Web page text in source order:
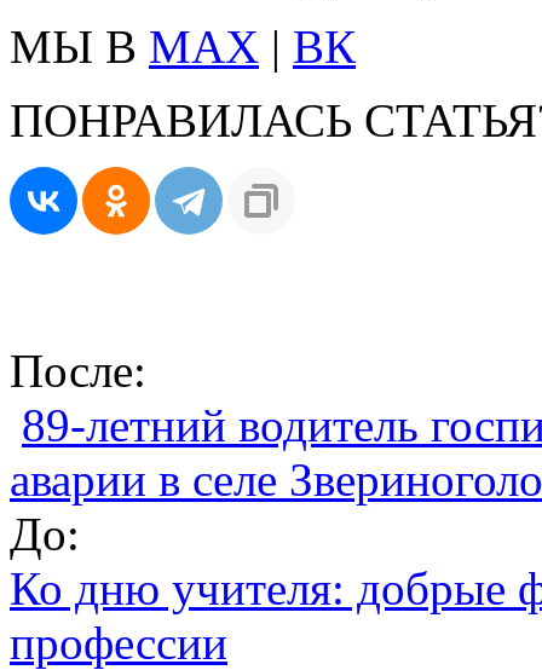
МЫ В MAX | ВК
ПОНРАВИЛАСЬ
После:
89-летний водитель
аварии в селе
До:
Ко дню учителя: добрые
профессии